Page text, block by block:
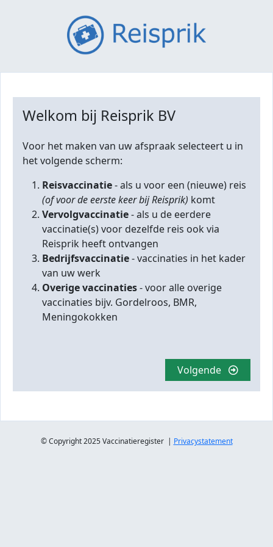
Welkom bij Reisprik BV
Voor het maken van uw afspraak selecteert u in
het volgende scherm:
Reisvaccinatie- als u voor een (nieuwe) reis
(of voor de eerste keer bij Reisprik) komt
Vervolgvaccinatie- als u de eerdere
vaccinatie(s) voor dezelfde reis ook via
Reisprik heeft ontvangen
Bedrijfsvaccinatie- vaccinaties in het kader
van uw werk
Overige vaccinaties- voor alle overige
vaccinaties bijv. Gordelroos, BMR,
Meningokokken
Volgende
© Copyright 2025 Vaccinatieregister | Privacystatement